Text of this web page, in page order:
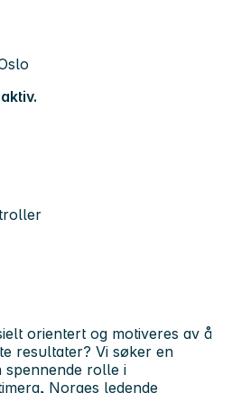
orientert og motiveres av å
resultater? Vi søker en
spennende rolle i
Norges ledende